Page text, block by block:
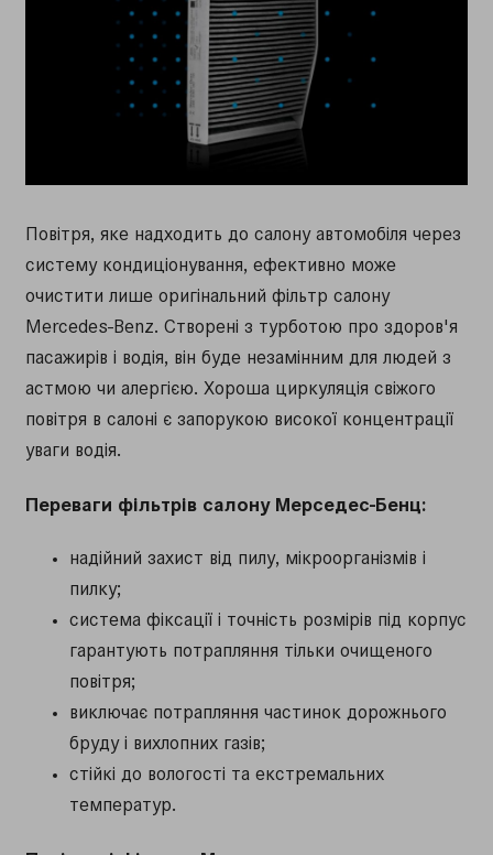
Повітря, яке надходить до салону автомобіля через
систему кондиціонування, ефективно може
очистити лише оригінальний фільтр салону
Mercedes-Benz. Створені з турботою про здоров'я
пасажирів і водія, він буде незамінним для людей з
астмою чи алергією. Хороша циркуляція свіжого
повітря в салоні є запорукою високої концентрації
уваги водія.
Переваги фільтрів салону Мерседес-Бенц:
надійний захист від пилу, мікроорганізмів і
пилку;
система фіксації і точність розмірів під корпус
гарантують потрапляння тільки очищеного
повітря;
виключає потрапляння частинок дорожнього
бруду і вихлопних газів;
стійкі до вологості та екстремальних
температур.